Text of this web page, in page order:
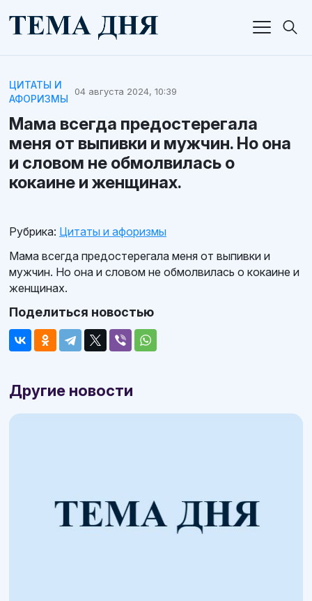
ЦИТАТЫ И
АФОРИЗМЫ
04 августа 2024, 10:39
Мама всегда предостерегала
меня от выпивки и мужчин. Но она
и словом не обмолвилась о
кокаине и женщинах.
Рубрика: Цитаты и афоризмы
Мама всегда предостерегала меня от выпивки и
мужчин. Но она и словом не обмолвилась о кокаине и
женщинах.
Поделиться новостью
Другие новости